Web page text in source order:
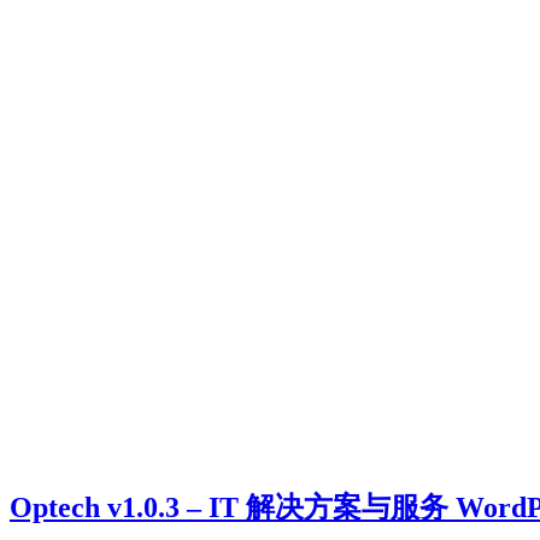
Optech v1.0.3 – IT 解决方案与服务